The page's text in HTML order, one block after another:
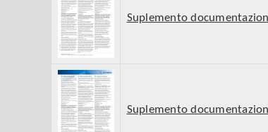
Suplemento
Suplemento